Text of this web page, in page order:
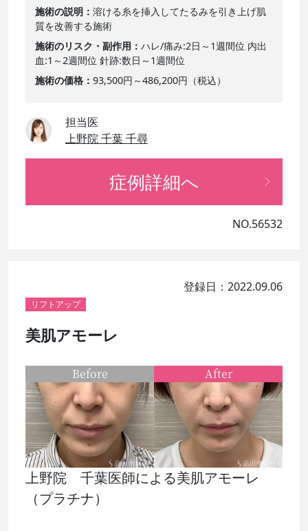
施術の説明
溶ける糸を挿入してたるみを引き上げ肌
質を改善する施術
施術のリスク・副作用
ハレ/痛み:2日～1週間位 内出
血:1～2週間位 針跡:数日～1週間位
施術の価格
93,500円～486,200円（税込）
担当医
上野院 千葉 千尋
症例詳細へ
NO.56532
登録日：2022.09.06
リフトアップ
美肌アモーレ
上野院 千葉医師による美肌アモーレ
（プラチナ）
Before After